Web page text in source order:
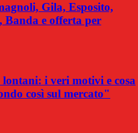
Gila, Esposito,
Banda e offerta per
i veri motivi e cosa
così sul mercato"